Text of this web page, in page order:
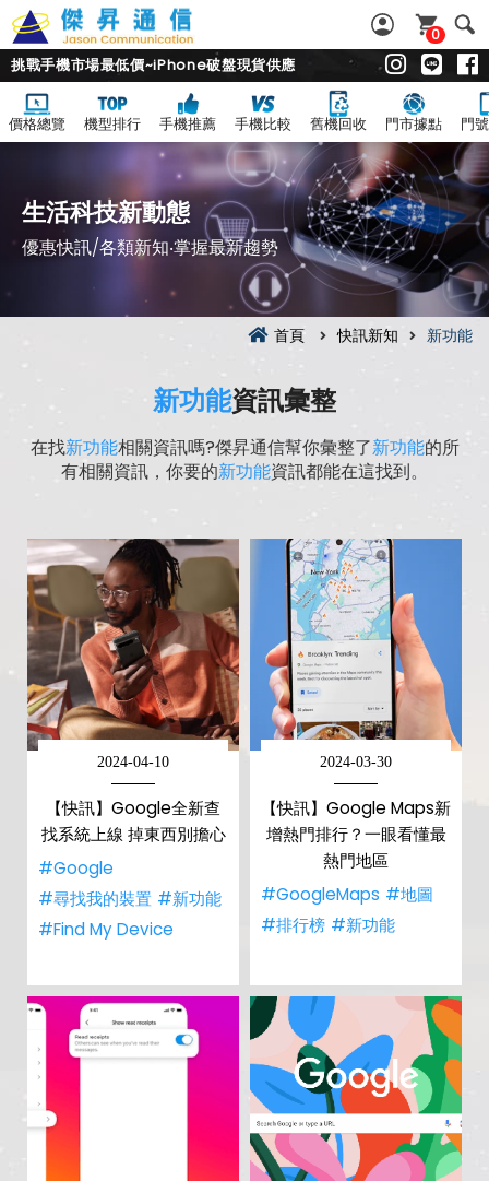
0
挑戰手機市場最低價~iPhone破盤現貨供應
價格總覽 機型排行 手機推薦 手機比較 舊機回收 門市據點 門
生活科技新動態
優惠快訊/各類新知‧掌握最新趨勢
首頁 快訊新知 新功能
新功能資訊彙整
在找新功能相關資訊嗎?傑昇通信幫你彙整了新功能的所
有相關資訊，你要的新功能資訊都能在這找到。
2024-04-10
【快訊】Google全新查
找系統上線 掉東西別擔心
#Google
#尋找我的裝置 #新功能
#Find My Device
2024-03-30
【快訊】Google Maps新
增熱門排行？一眼看懂最
熱門地區
#GoogleMaps #地圖
#排行榜 #新功能